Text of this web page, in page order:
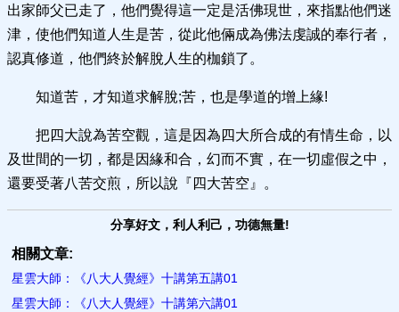
出家師父已走了，他們覺得這一定是活佛現世，來指點他們迷
津，使他們知道人生是苦，從此他倆成為佛法虔誠的奉行者，
認真修道，他們終於解脫人生的枷鎖了。
知道苦，才知道求解脫;苦，也是學道的增上緣!
把四大說為苦空觀，這是因為四大所合成的有情生命，以
及世間的一切，都是因緣和合，幻而不實，在一切虛假之中，
還要受著八苦交煎，所以說『四大苦空』。
分享好文，利人利己，功德無量!
相關文章:
星雲大師：《八大人覺經》十講第五講01
星雲大師：《八大人覺經》十講第六講01